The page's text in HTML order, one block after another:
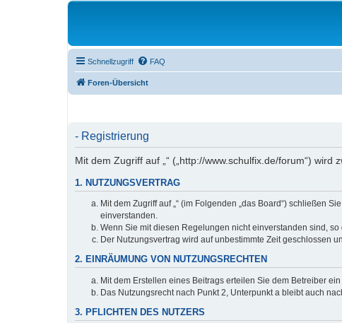
Schnellzugriff FAQ
Foren-Übersicht
- Registrierung
Mit dem Zugriff auf „“ („http://www.schulfix.de/forum“)
1. NUTZUNGSVERTRAG
Mit dem Zugriff auf „“ (im Folgenden „das Board“) schließen
einverstanden.
Wenn Sie mit diesen Regelungen nicht einverstanden sind,
Der Nutzungsvertrag wird auf unbestimmte Zeit geschlossen
2. EINRÄUMUNG VON NUTZUNGSRECHTEN
Mit dem Erstellen eines Beitrags erteilen Sie dem Betreiber
Das Nutzungsrecht nach Punkt 2, Unterpunkt a bleibt auch
3. PFLICHTEN DES NUTZERS